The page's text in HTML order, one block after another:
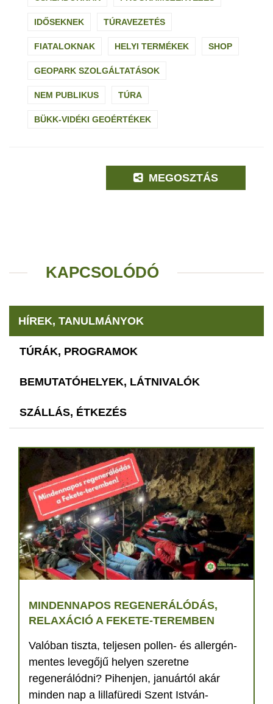
IDŐSEKNEK TÚRAVEZETÉS
FIATALOKNAK HELYI TERMÉKEK SHOP
GEOPARK SZOLGÁLTATÁSOK
NEM PUBLIKUS TÚRA
BÜKK-VIDÉKI GEOÉRTÉKEK
MEGOSZTÁS
KAPCSOLÓDÓ
HÍREK, TANULMÁNYOK
TÚRÁK, PROGRAMOK
BEMUTATÓHELYEK, LÁTNIVALÓK
SZÁLLÁS, ÉTKEZÉS
MINDENNAPOS REGENERÁLÓDÁS,
RELAXÁCIÓ A FEKETE-TEREMBEN
Valóban tiszta, teljesen pollen- és allergén-
mentes levegőjű helyen szeretne
regenerálódni? Pihenjen, januártól akár
minden nap a lillafüredi Szent István-